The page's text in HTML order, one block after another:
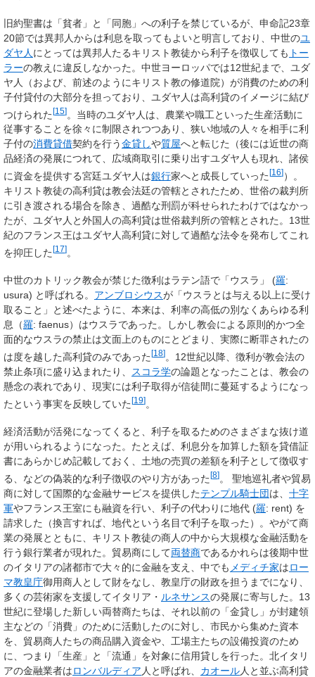
旧約聖書は「貧者」と「同胞」への利子を禁じているが、申命記23章
20節では異邦人からは利息を取ってもよいと明言しており、中世のユ
ダヤ人 にとっては異邦人たるキリスト教徒から利子を徴収しても トー
ラーの教えに違反しなかった。中世ヨーロッパでは12世紀まで、ユダ
ヤ人（および、前述のようにキリスト教の修道院）が消費のための利
子付貸付の大部分を担っており、ユダヤ人は高利貸のイメージに結び
つけられた[15]
。当時のユダヤ人は、農業や職工といった生産活動に
従事することを徐々に制限されつつあり、狭い地域の人々を相手に利
子付の消費貸借契約を行う金貸しや質屋へと転じた（後には近世の商
品経済の発展につれて、広域商取引に乗り出すユダヤ人も現れ、諸侯
に資金を提供する宮廷ユダヤ人は銀行家へと成長していった [16] ）。
キリスト教徒の高利貸は教会法廷の管轄とされたため、世俗の裁判所
に引き渡される場合を除き、過酷な刑罰が科せられたわけではなかっ
たが、ユダヤ人と外国人の高利貸は世俗裁判所の管轄とされた。13世
紀のフランス王はユダヤ人高利貸に対して過酷な法令を発布してこれ
を抑圧した[17]。
中世のカトリック教会が禁じた徴利はラテン語で「ウスラ」 (羅:
usura) と呼ばれる。 アンブロシウスが「ウスラとは与える以上に受け
取ること」と述べたように、本来は、利率の高低の別なくあらゆる利
息（羅: faenus）はウスラであった。しかし教会による原則的かつ全
面的なウスラの禁止は文面上のものにとどまり、実際に断罪されたの
は度を越した高利貸のみであった [18] 。12世紀以降、徴利が教会法の
禁止条項に盛り込まれたり、
スコラ学の論題となったことは、教会の
懸念の表れであり、現実には利子取得が信徒間に蔓延するようになっ
たという事実を反映していた[19]。
経済活動が活発になってくると、利子を取るためのさまざまな抜け道
が用いられるようになった。たとえば、利息分を加算した額を貸借証
書にあらかじめ記載しておく、土地の売買の差額を利子として徴収す
る、などの偽装的な利子徴収のやり方があった[8]。 聖地巡礼者や貿易
商に対して国際的な金融サービスを提供したテンプル騎士団は、 十字
軍やフランス王室にも融資を行い、利子の代わりに地代 (羅: rent) を
請求した（換言すれば、地代という名目で利子を取った）。やがて商
業の発展とともに、キリスト教徒の商人の中から大規模な金融活動を
行う銀行業者が現れた。貿易商にして両替商であるかれらは後期中世
のイタリアの諸都市で大々的に金融を支え、中でも メディチ家はロー
マ教皇庁御用商人として財をなし、教皇庁の財政を担うまでになり、
多くの芸術家を支援してイタリア・ ルネサンスの発展に寄与した。13
世紀に登場した新しい両替商たちは、それ以前の「金貸し」が封建領
主などの「消費」のために活動したのに対し、市民から集めた資本
を、貿易商人たちの商品購入資金や、工場主たちの設備投資のため
に、つまり「生産」と「流通」を対象に信用貸しを行った。北イタリ
アの金融業者はロンバルディア 人と呼ばれ、 カオール人と並ぶ高利貸